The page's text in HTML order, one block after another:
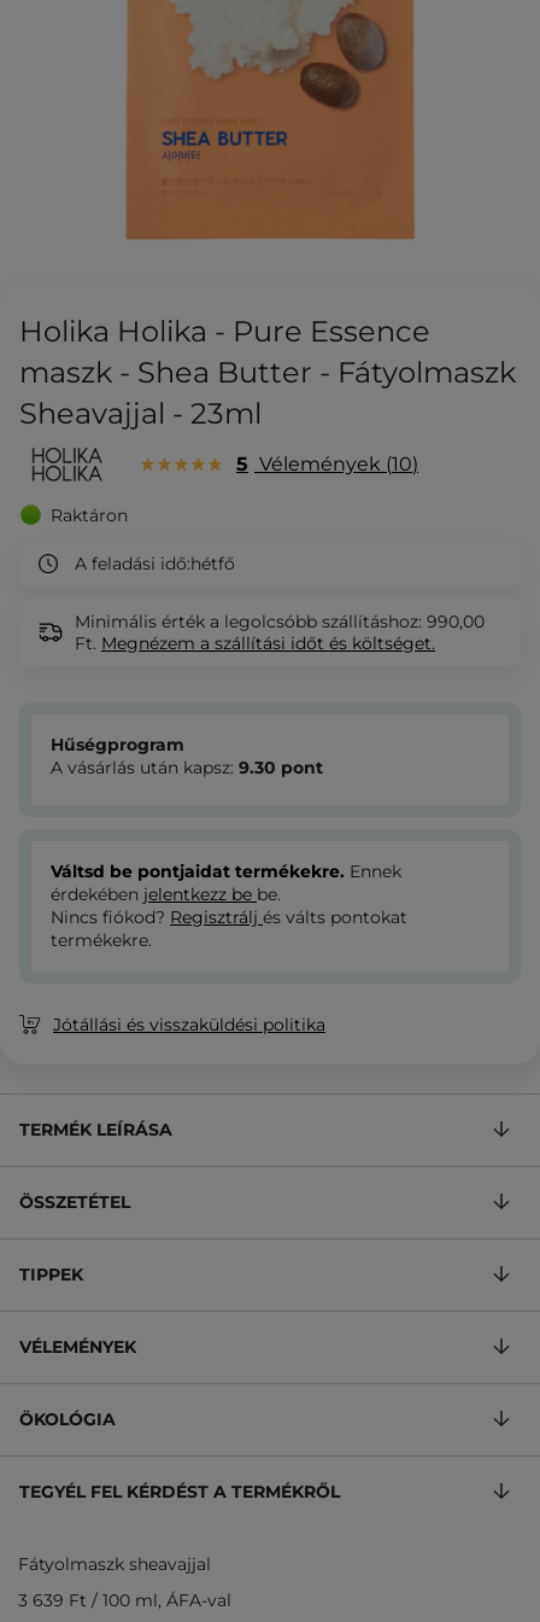
Holika Holika - Pure Essence
maszk - Shea Butter - Fátyolmaszk
Sheavajjal - 23ml
5 Vélemények 10
Raktáron
A feladási idő:hétfő
Minimális érték a legolcsóbb szállításhoz: 990,00
Ft. Megnézem a szállítási időt és költséget.
Hűségprogram
A vásárlás után kapsz: 9.30 pont
Váltsd be pontjaidat termékekre. Ennek
érdekében jelentkezz be be.
Nincs fiókod? Regisztrálj és válts pontokat
termékekre.
Jótállási és visszaküldési politika
TERMÉK LEÍRÁSA
ÖSSZETÉTEL
TIPPEK
VÉLEMÉNYEK
ÖKOLÓGIA
TEGYÉL FEL KÉRDÉST A TERMÉKRŐL
Fátyolmaszk sheavajjal
3 639 Ft / 100 ml, ÁFA-val